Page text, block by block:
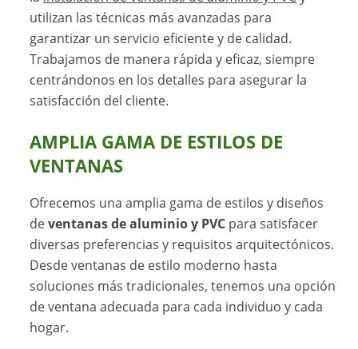
utilizan las técnicas más avanzadas para
garantizar un servicio eficiente y de calidad.
Trabajamos de manera rápida y eficaz, siempre
centrándonos en los detalles para asegurar la
satisfacción del cliente.
AMPLIA GAMA DE ESTILOS DE
VENTANAS
Ofrecemos una amplia gama de estilos y diseños
deventanas de aluminio y PVC para satisfacer
diversas preferencias y requisitos arquitectónicos.
Desde ventanas de estilo moderno hasta
soluciones más tradicionales, tenemos una opción
de ventana adecuada para cada individuo y cada
hogar.